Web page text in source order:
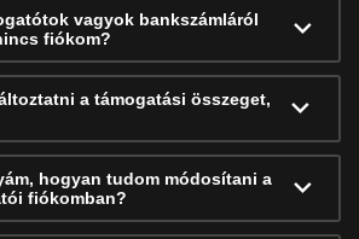
vagyok bankszámláról
fiókom?
a támogatási összeget,
hogyan tudom módosítani a
fiókomban?